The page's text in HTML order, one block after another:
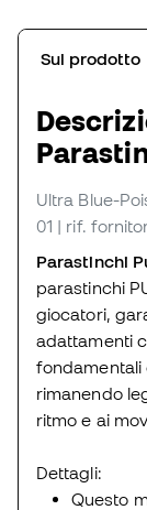
Sul prodotto
Ultra Blue-
01 | rif.
Parastinchi
parastinchi
giocatori,
adattamenti
fondamentali
rimanendo
ritmo e ai
Dettagli:
Questo